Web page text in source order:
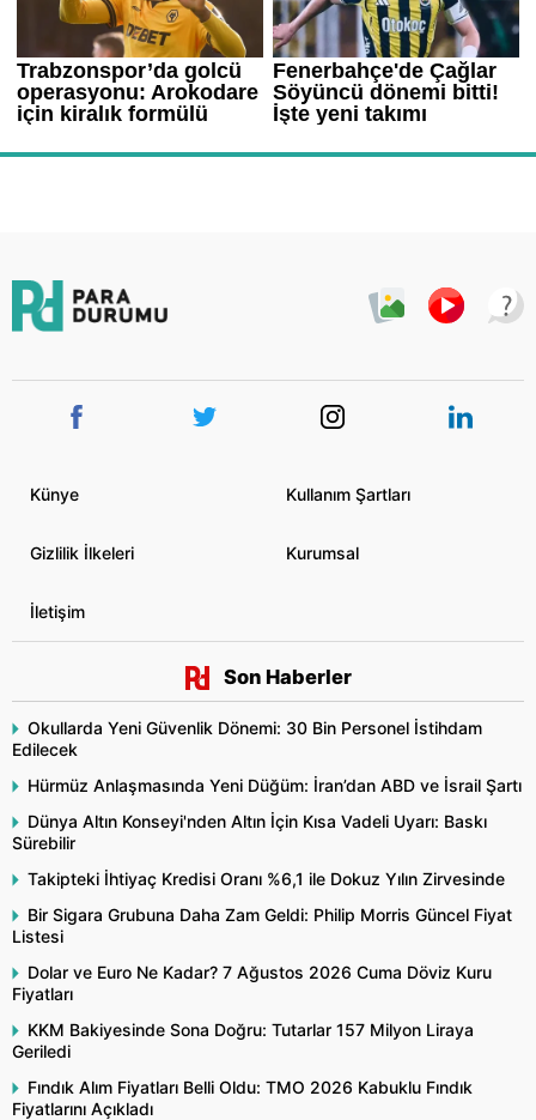
Künye Kullanım Şartları
Gizlilik İlkeleri Kurumsal
İletişim
Son Haberler
Okullarda Yeni Güvenlik Dönemi: 30 Bin Personel İstihdam
Edilecek
Hürmüz Anlaşmasında Yeni Düğüm: İran’dan ABD ve İsrail Şartı
Dünya Altın Konseyi'nden Altın İçin Kısa Vadeli Uyarı: Baskı
Sürebilir
Takipteki İhtiyaç Kredisi Oranı %6,1 ile Dokuz Yılın Zirvesinde
Bir Sigara Grubuna Daha Zam Geldi: Philip Morris Güncel Fiyat
Listesi
Dolar ve Euro Ne Kadar? 7 Ağustos 2026 Cuma Döviz Kuru
Fiyatları
KKM Bakiyesinde Sona Doğru: Tutarlar 157 Milyon Liraya
Geriledi
Fındık Alım Fiyatları Belli Oldu: TMO 2026 Kabuklu Fındık
Fiyatlarını Açıkladı